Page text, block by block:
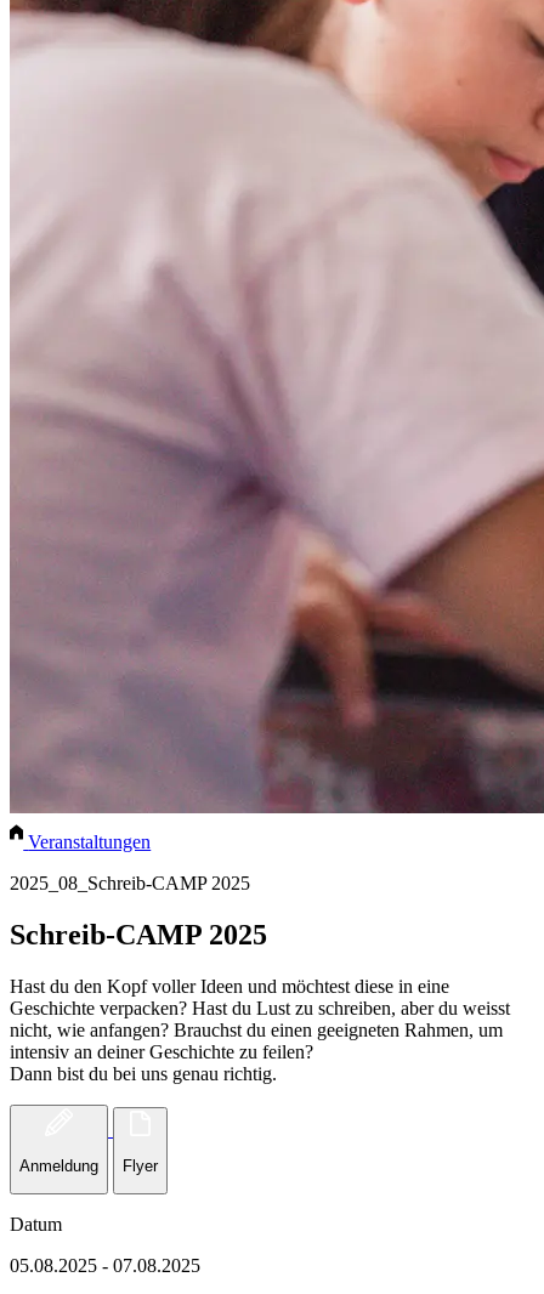
Veranstaltungen
2025_08_Schreib-CAMP 2025
Schreib-CAMP 2025
Hast du den Kopf voller Ideen und möchtest diese in eine
Geschichte verpacken? Hast du Lust zu schreiben, aber du weisst
nicht, wie anfangen? Brauchst du einen geeigneten Rahmen, um
intensiv an deiner Geschichte zu feilen?
Dann bist du bei uns genau richtig.
Anmeldung Flyer
Datum
05.08.2025 - 07.08.2025